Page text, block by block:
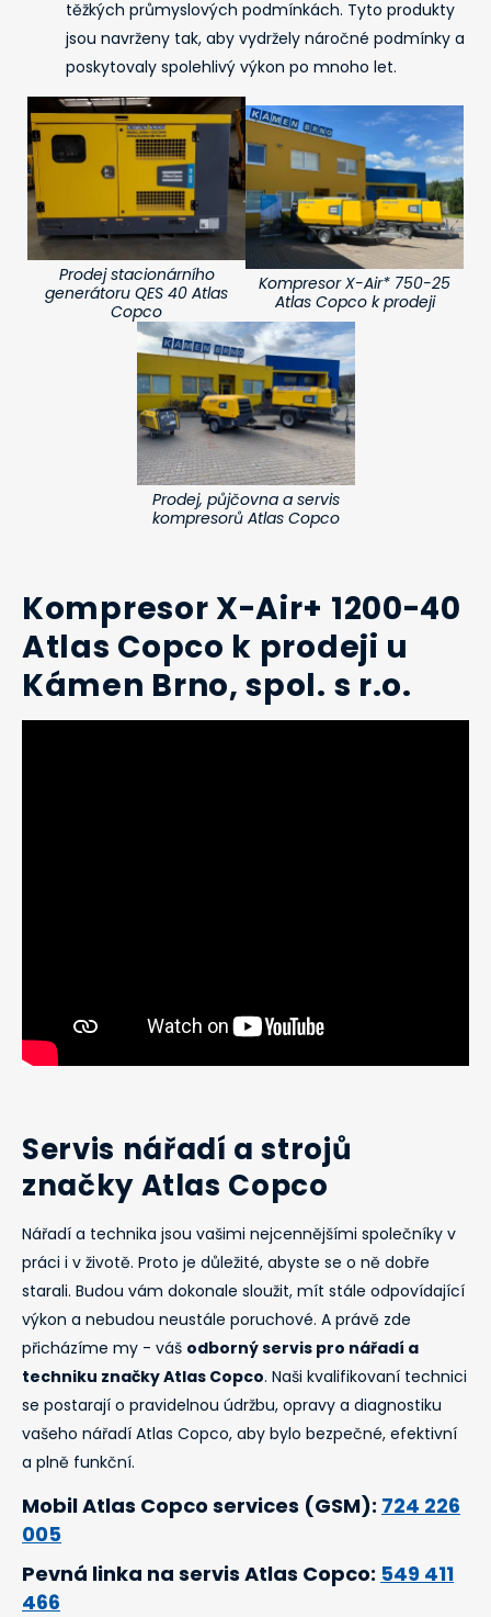
těžkých průmyslových podmínkách. Tyto produkty
jsou navrženy tak, aby vydržely náročné podmínky a
poskytovaly spolehlivý výkon po mnoho let.
Prodej stacionárního
generátoru QES 40 Atlas
Copco
Kompresor X-Air* 750-25
Atlas Copco k prodeji
Prodej, půjčovna a servis
kompresorů Atlas Copco
Kompresor X-Air+ 1200-40
Atlas Copco k prodeji u
Kámen Brno, spol. s r.o.
Servis nářadí a strojů
značky Atlas Copco
Nářadí a technika jsou vašimi nejcennějšími společníky v
práci i v životě. Proto je důležité, abyste se o ně dobře
starali. Budou vám dokonale sloužit, mít stále odpovídající
výkon a nebudou neustále poruchové. A právě zde
přicházíme my - váš odborný servis pro nářadí a
techniku značky Atlas Copco. Naši kvalifikovaní technici
se postarají o pravidelnou údržbu, opravy a diagnostiku
vašeho nářadí Atlas Copco, aby bylo bezpečné, efektivní
a plně funkční.
Mobil Atlas Copco services (GSM): 724 226
005
Pevná linka na servis Atlas Copco: 549 411
466